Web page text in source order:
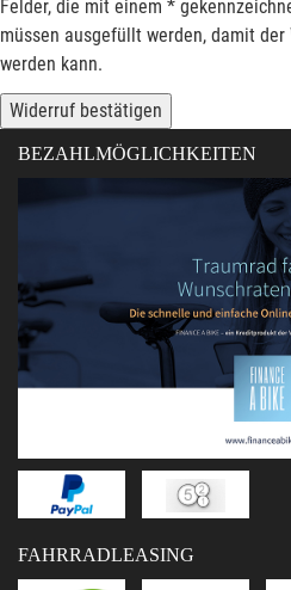
Felder, die mit einem *
müssen ausgefüllt werden, damit
werden kann.
Widerruf bestätigen
BEZAHLMÖGLICHKEITEN
FAHRRADLEASING